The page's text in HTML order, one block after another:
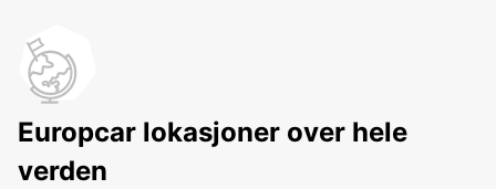
Europcar lokasjoner over hele
verden